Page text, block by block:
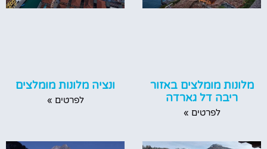
מלונות מומלצים באזור
ריבה דל גארדה
לפרטים »
ונציה מלונות מומלצים
לפרטים »